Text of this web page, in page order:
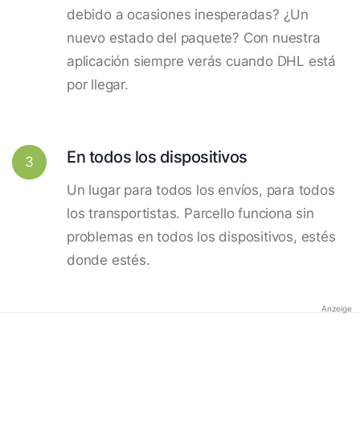
debido a ocasiones inesperadas? ¿Un
nuevo estado del paquete? Con nuestra
aplicación siempre verás cuando DHL está
por llegar.
3 En todos los dispositivos
Un lugar para todos los envíos, para todos
los transportistas. Parcello funciona sin
problemas en todos los dispositivos, estés
donde estés.
Anzeige